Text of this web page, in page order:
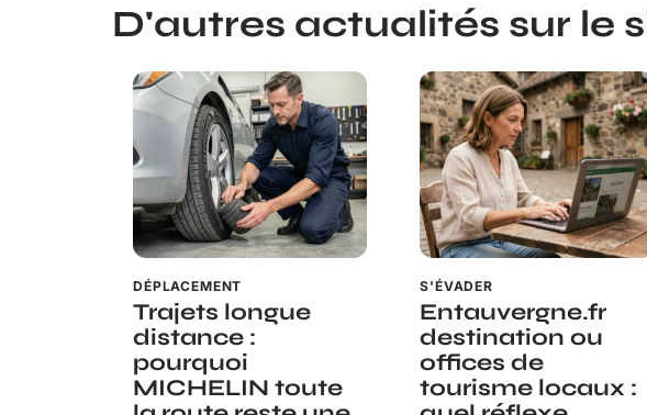
D'autres actualités sur le
DÉPLACEMENT
Trajets longue
distance :
pourquoi
MICHELIN toute
S'ÉVADER
Entauvergne.fr
destination ou
offices de
tourisme locaux :